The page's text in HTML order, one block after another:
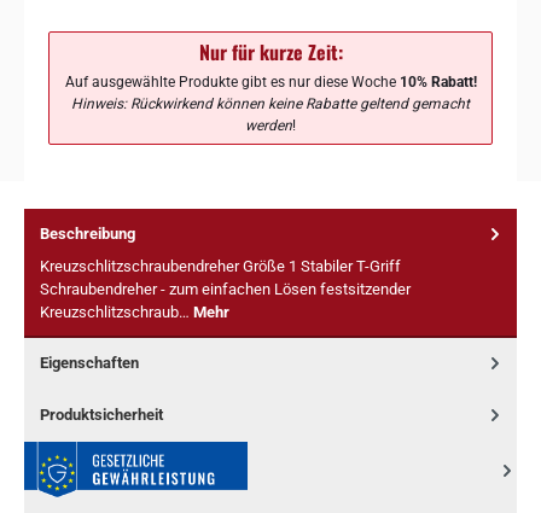
Nur für kurze Zeit:
Auf ausgewählte Produkte gibt es nur diese Woche10% Rabatt!
Hinweis: Rückwirkend können keine Rabatte geltend gemacht
werden!
Beschreibung
Kreuzschlitzschraubendreher Größe 1 Stabiler T-Griff
Schraubendreher - zum einfachen Lösen festsitzender
Kreuzschlitzschraub… Mehr
Eigenschaften
Produktsicherheit